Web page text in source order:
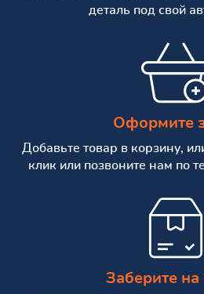
деталь под свой
Оформите
Добавьте товар в корзину,
клик или позвоните нам по
Заберите на